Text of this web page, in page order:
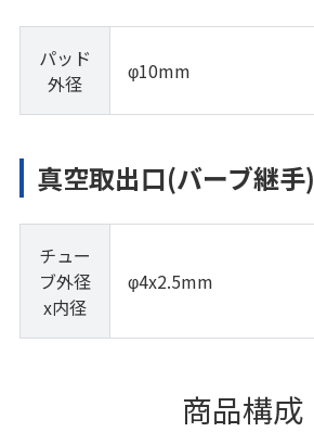
パッド
外径
φ10mm
真空取出口(バーブ継手)
チュー
ブ外径
x内径
φ4x2.5mm
商品構成